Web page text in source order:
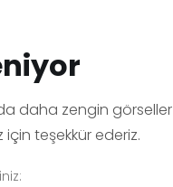
daha zengin görseller
için teşekkür ederiz.